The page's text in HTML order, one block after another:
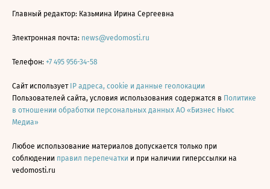
Главный редактор: Казьмина Ирина Сергеевна
Электронная почта: news@vedomosti.ru
Телефон: +7 495 956-34-58
Сайт использует IP адреса, cookie и данные геолокации
Пользователей сайта, условия использования содержатся в Политике
в отношении обработки персональных данных АО «Бизнес Ньюс
Медиа»
Любое использование материалов допускается только при
соблюдении правил перепечатки и при наличии гиперссылки на
vedomosti.ru